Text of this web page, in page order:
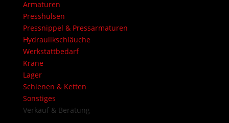
Armaturen
Presshülsen
Pressnippel & Pressarmaturen
Hydraulikschläuche
Werkstattbedarf
Krane
Lager
Schienen & Ketten
Sonstiges
Verkauf & Beratung